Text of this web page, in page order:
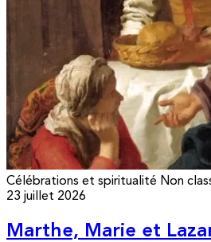
Célébrations et spiritualité Non
23 juillet 2026
Marthe, Marie et